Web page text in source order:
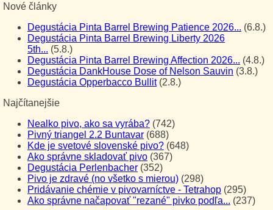
Nové články
Degustácia Pinta Barrel Brewing Patience 2026... (6.8.)
Degustácia Pinta Barrel Brewing Liberty 2026
5th... (5.8.)
Degustácia Pinta Barrel Brewing Affection 2026... (4.8.)
Degustácia DankHouse Dose of Nelson Sauvin (3.8.)
Degustácia Opperbacco Bullit(2.8.)
Najčítanejšie
Nealko pivo, ako sa vyrába? (742)
Pivný triangel 2.2 Buntavar (688)
Kde je svetové slovenské pivo? (648)
Ako správne skladovať pivo (367)
Degustácia Perlenbacher (352)
Pivo je zdravé (no všetko s mierou) (298)
Pridávanie chémie v pivovarníctve - Tetrahop (295)
Ako správne načapovať "rezané" pivko podľa... (237)